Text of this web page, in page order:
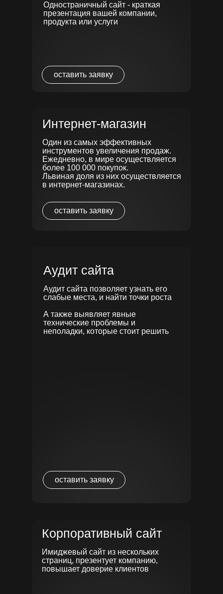
ИНТЕРНЕТ МАГАЗИН
ЧАЙ С МОЛОКОМ
Задачей в этом проекте было сделать полный
редизайн сайта, с целью увеличения конверсии,
а так же для более удобного управления
заявками
Смотреть
//Только верстка
Интернет-магазин
Один из самых эффективных
инструментов увеличения продаж.
Ежедневно, в мире осуществляется
более 100 000 покупок.
Львиная доля из них осуществляется
в интернет-магазинах.
оставить заявку
Корпоративный сайт
Имиджевый сайт из нескольких
страниц, презентует компанию,
повышает доверие клиентов
Аудит сайта
Аудит сайта позволяет узнать его
слабые места, и найти точки роста
А также выявляет явные
технические проблемы и
неполадки, которые стоит решить
оставить заявку
Одностраничный сайт - краткая
презентация вашей компании,
продукта или услуги
оставить заявку